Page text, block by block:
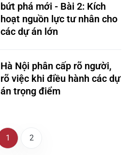
bứt phá mới - Bài 2: Kích
hoạt nguồn lực tư nhân cho
các dự án lớn
Hà Nội phân cấp rõ người,
rõ việc khi điều hành các dự
án trọng điểm
1 2